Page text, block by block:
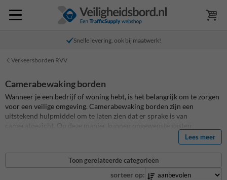
Snelle levering, ook bij maatwerk!
Verkeersborden RVV
Camerabewaking borden
Wanneer je een bedrijf of woning hebt, is het belangrijk om te zorgen
voor een veilige omgeving. Camerabewaking borden zijn een
uitstekend hulpmiddel om te laten zien dat er sprake is van
cameratoezicht. Op deze manier kunnen ongewenste gasten
Informatiebord.nl kun je terecht voor een ruim assortiment aan
duurzame reflecterende camerabewaking borden en andereeigen
die bijdragen aan een veilige en overzichtelijke
omgeving. Hieronder vertellen we meer over de verschillende
Lees meer
Toon gerelateerde categorieën
sorteer op: